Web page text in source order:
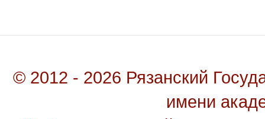
© 2012 - 2026 Рязанский
имени